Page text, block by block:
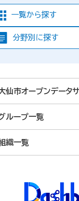
一覧から探す
分野別に探す
仙市オープンデータ
ループ一覧
織一覧
見つか
4 小学校別学級
ます。